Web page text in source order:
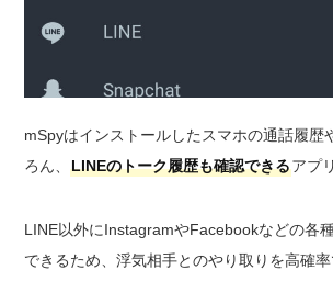
mSpyはインストールしたスマホの通話履歴
ろん、LINEのトーク履歴も確認できるアプ
LINE以外にInstagramやFacebookなどの各
できるため、浮気相手とのやり取りを高確